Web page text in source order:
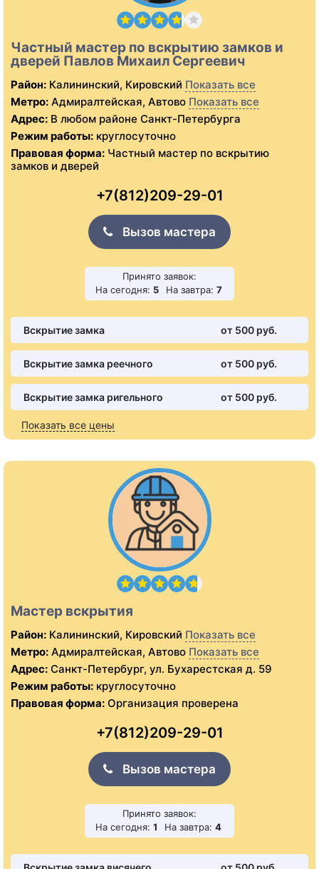
Частный мастер по вскрытию замков и
дверей Павлов Михаил Сергеевич
Район: Калининский, Кировский Показать все
Метро: Адмиралтейская, Автово Показать все
Адрес: В любом районе Санкт-Петербурга
Режим работы: круглосуточно
Правовая форма: Частный мастер по вскрытию
замков и дверей
+7(812)209-29-01
Вызов мастера
Принято заявок:
На сегодня: 5 На завтра: 7
Вскрытие замка от 500 pуб.
Вскрытие замка реечного от 500 pуб.
Вскрытие замка ригельного от 500 pуб.
Показать все цены
Мастер вскрытия
Район: Калининский, Кировский Показать все
Метро: Адмиралтейская, Автово Показать все
Адрес: Санкт-Петербург, ул. Бухарестская д. 59
Режим работы: круглосуточно
Правовая форма: Организация проверена
+7(812)209-29-01
Вызов мастера
Принято заявок:
На сегодня: 1 На завтра: 4